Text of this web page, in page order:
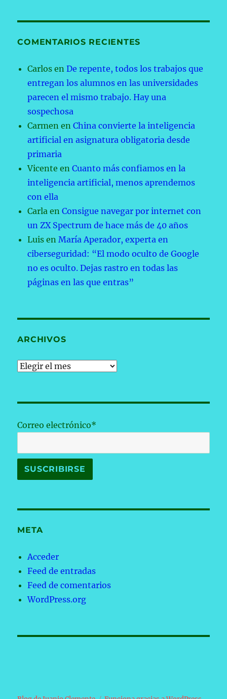
COMENTARIOS RECIENTES
Carlos enDe repente, todos los trabajos que
entregan los alumnos en las universidades
parecen el mismo trabajo. Hay una
sospechosa
Carmen enChina convierte la inteligencia
artificial en asignatura obligatoria desde
primaria
Vicente enCuanto más confiamos en la
inteligencia artificial, menos aprendemos
con ella
Carla enConsigue navegar por internet con
un ZX Spectrum de hace más de 40 años
Luis enMaría Aperador, experta en
ciberseguridad: “El modo oculto de Google
no es oculto. Dejas rastro en todas las
páginas en las que entras”
ARCHIVOS
Archivos
Correo electrónico*
META
Acceder
Feed de entradas
Feed de comentarios
WordPress.org